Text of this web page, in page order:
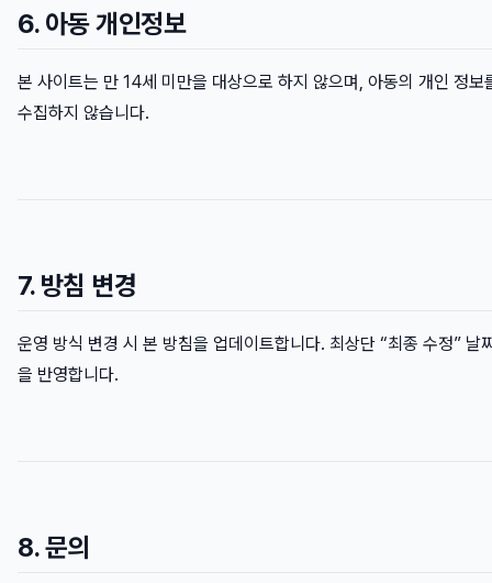
6. 아동 개인정보
본 사이트는 만 14세 미만을 대상으로 하지 않으며, 아동의 개인 정보
수집하지 않습니다.
7. 방침 변경
운영 방식 변경 시 본 방침을 업데이트합니다. 최상단 “최종 수정” 날
을 반영합니다.
8. 문의